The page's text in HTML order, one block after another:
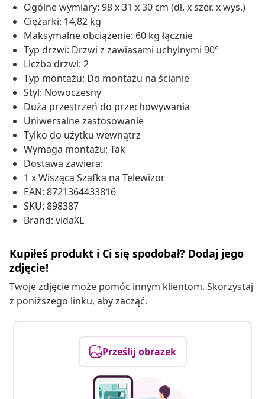
Ogólne wymiary: 98 x 31 x 30 cm (dł. x szer. x wys.)
Ciężarki: 14,82 kg
Maksymalne obciążenie: 60 kg łącznie
Typ drzwi: Drzwi z zawiasami uchylnymi 90°
Liczba drzwi: 2
Typ montażu: Do montażu na ścianie
Styl: Nowoczesny
Duża przestrzeń do przechowywania
Uniwersalne zastosowanie
Tylko do użytku wewnątrz
Wymaga montażu: Tak
Dostawa zawiera:
1 x Wisząca Szafka na Telewizor
EAN: 8721364433816
SKU: 898387
Brand: vidaXL
Kupiłeś produkt i Ci się spodobał? Dodaj jego
zdjęcie!
Twoje zdjęcie może pomóc innym klientom. Skorzystaj
z poniższego linku, aby zacząć.
Prześlij obrazek